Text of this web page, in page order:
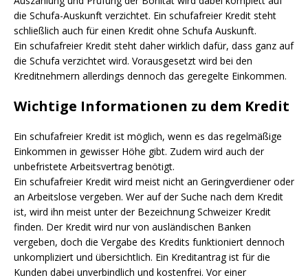
die Schufa-Auskunft verzichtet. Ein schufafreier Kredit steht
schließlich auch für einen Kredit ohne Schufa Auskunft.
Ein schufafreier Kredit steht daher wirklich dafür, dass ganz auf
die Schufa verzichtet wird. Vorausgesetzt wird bei den
Kreditnehmern allerdings dennoch das geregelte Einkommen.
Wichtige Informationen zu dem Kredit
Ein schufafreier Kredit ist möglich, wenn es das regelmäßige
Einkommen in gewisser Höhe gibt. Zudem wird auch der
unbefristete Arbeitsvertrag benötigt.
Ein schufafreier Kredit wird meist nicht an Geringverdiener oder
an Arbeitslose vergeben. Wer auf der Suche nach dem Kredit
ist, wird ihn meist unter der Bezeichnung Schweizer Kredit
finden. Der Kredit wird nur von ausländischen Banken
vergeben, doch die Vergabe des Kredits funktioniert dennoch
unkompliziert und übersichtlich. Ein Kreditantrag ist für die
Kunden dabei unverbindlich und kostenfrei. Vor einer